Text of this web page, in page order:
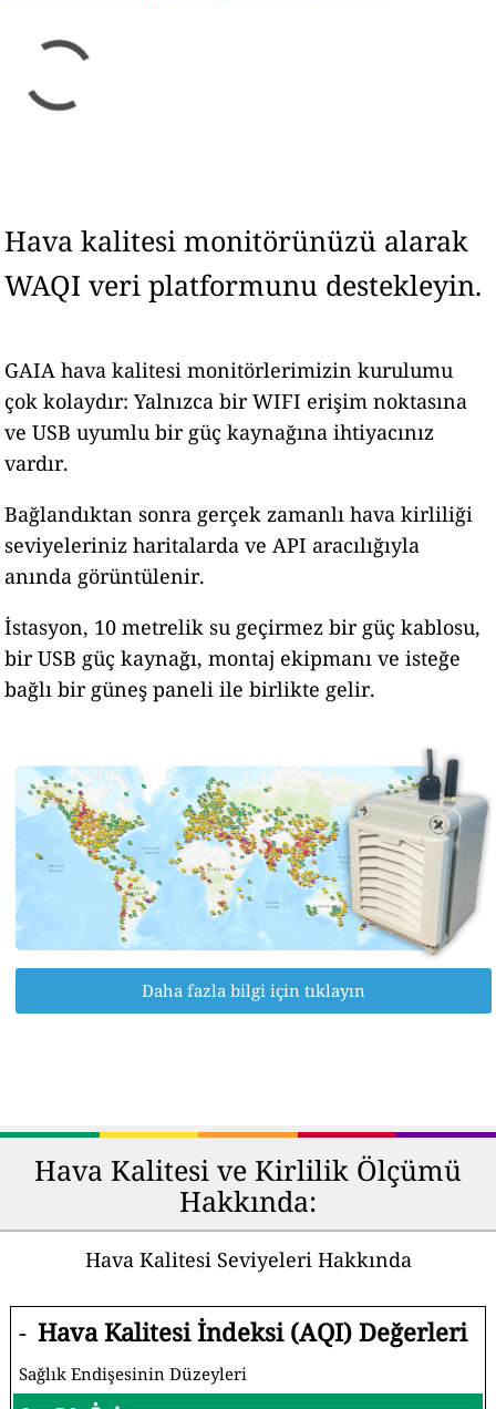
Hava kalitesi monitörünüzü alarak
WAQI veri platformunu destekleyin.
GAIA hava kalitesi monitörlerimizin kurulumu
çok kolaydır: Yalnızca bir WIFI erişim noktasına
ve USB uyumlu bir güç kaynağına ihtiyacınız
vardır.
Bağlandıktan sonra gerçek zamanlı hava kirliliği
seviyeleriniz haritalarda ve API aracılığıyla
anında görüntülenir.
İstasyon, 10 metrelik su geçirmez bir güç kablosu,
bir USB güç kaynağı, montaj ekipmanı ve isteğe
bağlı bir güneş paneli ile birlikte gelir.
Daha fazla bilgi için tıklayın
Hava Kalitesi ve Kirlilik Ölçümü
Hakkında:
Hava Kalitesi Seviyeleri Hakkında
- Hava Kalitesi İndeksi (AQI) Değerleri
Sağlık Endişesinin Düzeyleri